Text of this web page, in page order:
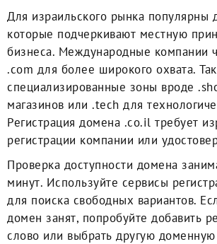
Для израильского рынка
которые подчеркивают местную
бизнеса. Международные компании
.com для более широкого охвата.
специализированные зоны вроде
магазинов или .tech для
Регистрация домена .co.il требует
регистрации компании или
Проверка доступности домена
минут. Используйте сервисы
для поиска свободных вариантов.
домен занят, попробуйте добавить
слово или выбрать другую